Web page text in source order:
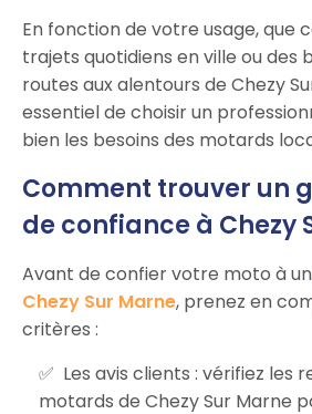
En fonction de votre usage, que
trajets quotidiens en ville ou des
routes aux alentours de Chezy
essentiel de choisir un
bien les besoins des motards
Comment trouver un
de confiance à Chezy
Avant de confier votre moto à un
Chezy Sur Marne, prenez en
critères :
Les avis clients : vérifiez les
motards de Chezy Sur Marne